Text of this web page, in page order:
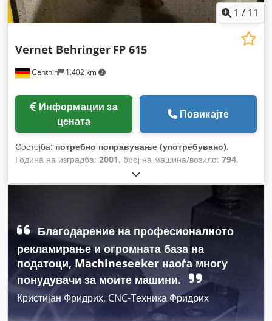
1 / 11
Genthin 1.402 km
Vernet Behringer FP 615
цената
Повикајте
Состојба: потребно поправување (употребувано),
Година на изградба: 2001, број на машина/возило: 794,
ограничена функционалност
Благодарение на професионалното
рекламирање и огромната база на
податоци, Machineseeker наоѓа многу
понудувачи за моите машини.
Кристијан Фридрих, CNC-Техника Фридрих